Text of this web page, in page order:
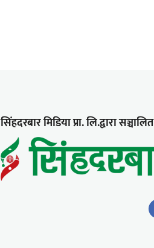
सिंहदरबार मिडिया प्रा. लि.द्वारा सञ्चालित